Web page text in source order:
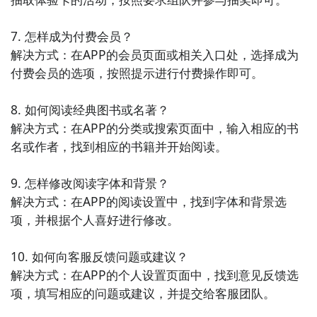
7. 怎样成为付费会员？
解决方式：在APP的会员页面或相关入口处，选择成为
付费会员的选项，按照提示进行付费操作即可。
8. 如何阅读经典图书或名著？
解决方式：在APP的分类或搜索页面中，输入相应的书
名或作者，找到相应的书籍并开始阅读。
9. 怎样修改阅读字体和背景？
解决方式：在APP的阅读设置中，找到字体和背景选
项，并根据个人喜好进行修改。
10. 如何向客服反馈问题或建议？
解决方式：在APP的个人设置页面中，找到意见反馈选
项，填写相应的问题或建议，并提交给客服团队。